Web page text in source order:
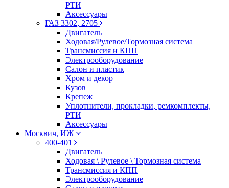
РТИ
Аксессуары
ГАЗ 3302, 2705
Двигатель
Ходовая/Рулевое/Тормозная система
Трансмиссия и КПП
Электрооборудование
Салон и пластик
Хром и декор
Кузов
Крепеж
Уплотнители, прокладки, ремкомплекты,
РТИ
Аксессуары
Москвич, ИЖ
400-401
Двигатель
Ходовая \ Рулевое \ Тормозная система
Трансмиссия и КПП
Электрооборудование